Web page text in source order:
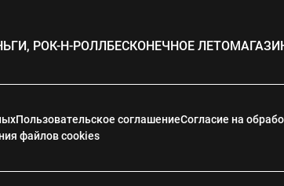
РОК-Н-РОЛЛБЕСКОНЕЧНОЕ ЛЕТО
Пользовательское соглашениеСогласие на
файлов cookies